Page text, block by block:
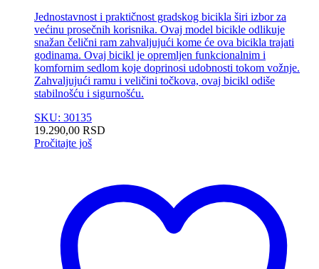
Jednostavnost i praktičnost gradskog bicikla širi izbor za
većinu prosečnih korisnika. Ovaj model bicikle odlikuje
snažan čelični ram zahvaljujući kome će ova bicikla trajati
godinama. Ovaj bicikl je opremljen funkcionalnim i
komfornim sedlom koje doprinosi udobnosti tokom vožnje.
Zahvaljujući ramu i veličini točkova, ovaj bicikl odiše
stabilnošću i sigurnošću.
SKU: 30135
19.290,00 RSD
Pročitajte još